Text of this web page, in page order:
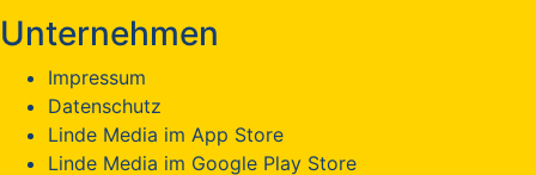
Unternehmen
Impressum
Datenschutz
Linde Media im App Store
Linde Media im Google Play Store